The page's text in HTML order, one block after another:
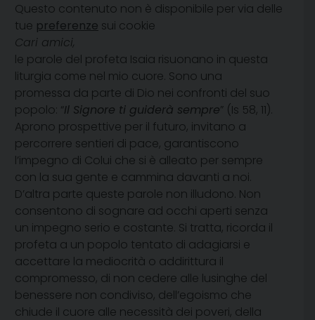
Questo contenuto non è disponibile per via delle
tue preferenze sui cookie
Cari amici,
le parole del profeta Isaia risuonano in questa
liturgia come nel mio cuore. Sono una
promessa da parte di Dio nei confronti del suo
popolo: “Il Signore ti guiderà sempre” (Is 58, 11).
Aprono prospettive per il futuro, invitano a
percorrere sentieri di pace, garantiscono
l’impegno di Colui che si è alleato per sempre
con la sua gente e cammina davanti a noi.
D’altra parte queste parole non illudono. Non
consentono di sognare ad occhi aperti senza
un impegno serio e costante. Si tratta, ricorda il
profeta a un popolo tentato di adagiarsi e
accettare la mediocrità o addirittura il
compromesso, di non cedere alle lusinghe del
benessere non condiviso, dell’egoismo che
chiude il cuore alle necessità dei poveri, della